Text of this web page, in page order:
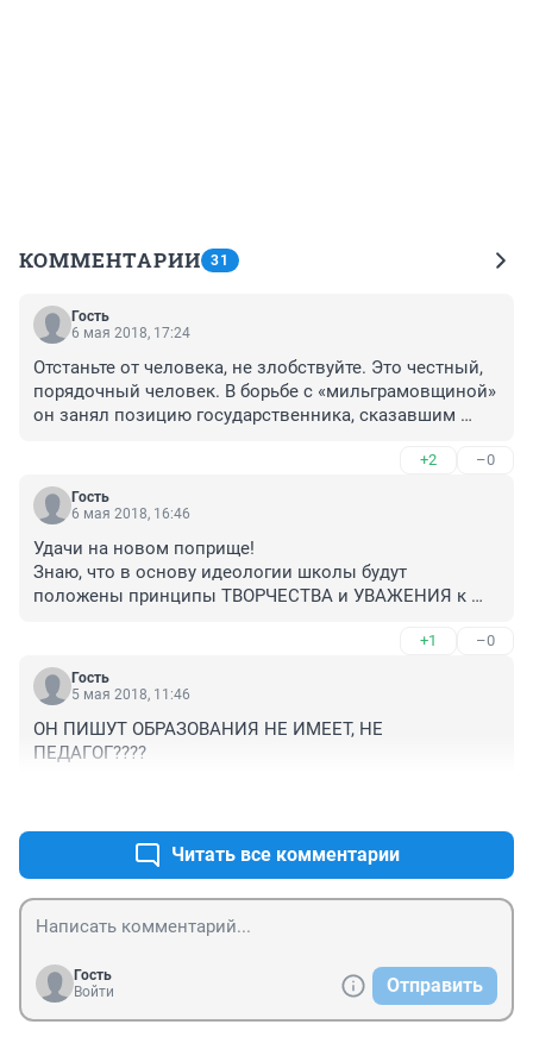
КОММЕНТАРИИ 31
Гость
6 мая 2018, 17:24
Отстаньте от человека, не злобствуйте. Это честный,
порядочный человек. В борьбе с «мильграмовщиной»
он занял позицию государственника, сказавшим
многие зауважали по-настоящему. Но.. Если бы
бывший губернатор не был таким…ну, скажем,
слабым, не испугался бы окриков "московских
принадлежности, не знающих ни наш город, ни
настроений простого народа, но выступивших в
поддержку «своего», а на деле – в поддержку
клики, то Гладнев и до сих пор был бы министром
культуры, и не плохим министром. Удачи Вам, Игорь
Алексеевич!
+2 –0
Гость
6 мая 2018, 16:46
Удачи на новом поприще!
Знаю, что в основу идеологии школы будут
положены принципы ТВОРЧЕСТВА и УВАЖЕНИЯ к
Оппонентам, зацикливающимся "про коровяк": А
какова фонетика фамилии..??? ). Вы бы отдали своих
детей к нему на воспитание?....
+1 –0
Гость
5 мая 2018, 11:46
ОН ПИШУТ ОБРАЗОВАНИЯ НЕ ИМЕЕТ, НЕ
ПЕДАГОГ????
Читать все комментарии
Гость
Войти
Отправить